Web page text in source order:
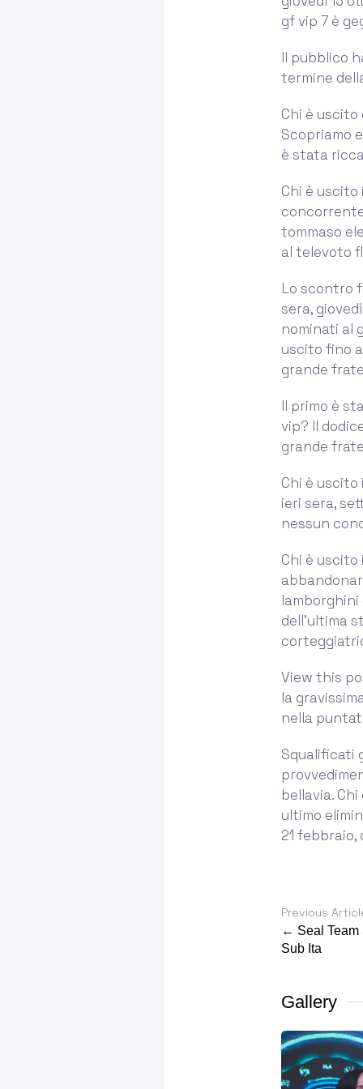
gf vip 7 è
Il pubblico
termine
Chi è
Scopriamo
è stata
Chi è uscito
tommaso
al televoto
Lo scontro
sera,
nominati al
uscito fino
grande
Il primo è
vip? Il
grande
Chi è
ieri sera,
nessun
Chi è
dell’ultima
View this
la
nella
Squalificati
bellavia.
ultimo
21 febbraio,
Previous
← Seal Team
Sub Ita
Gallery